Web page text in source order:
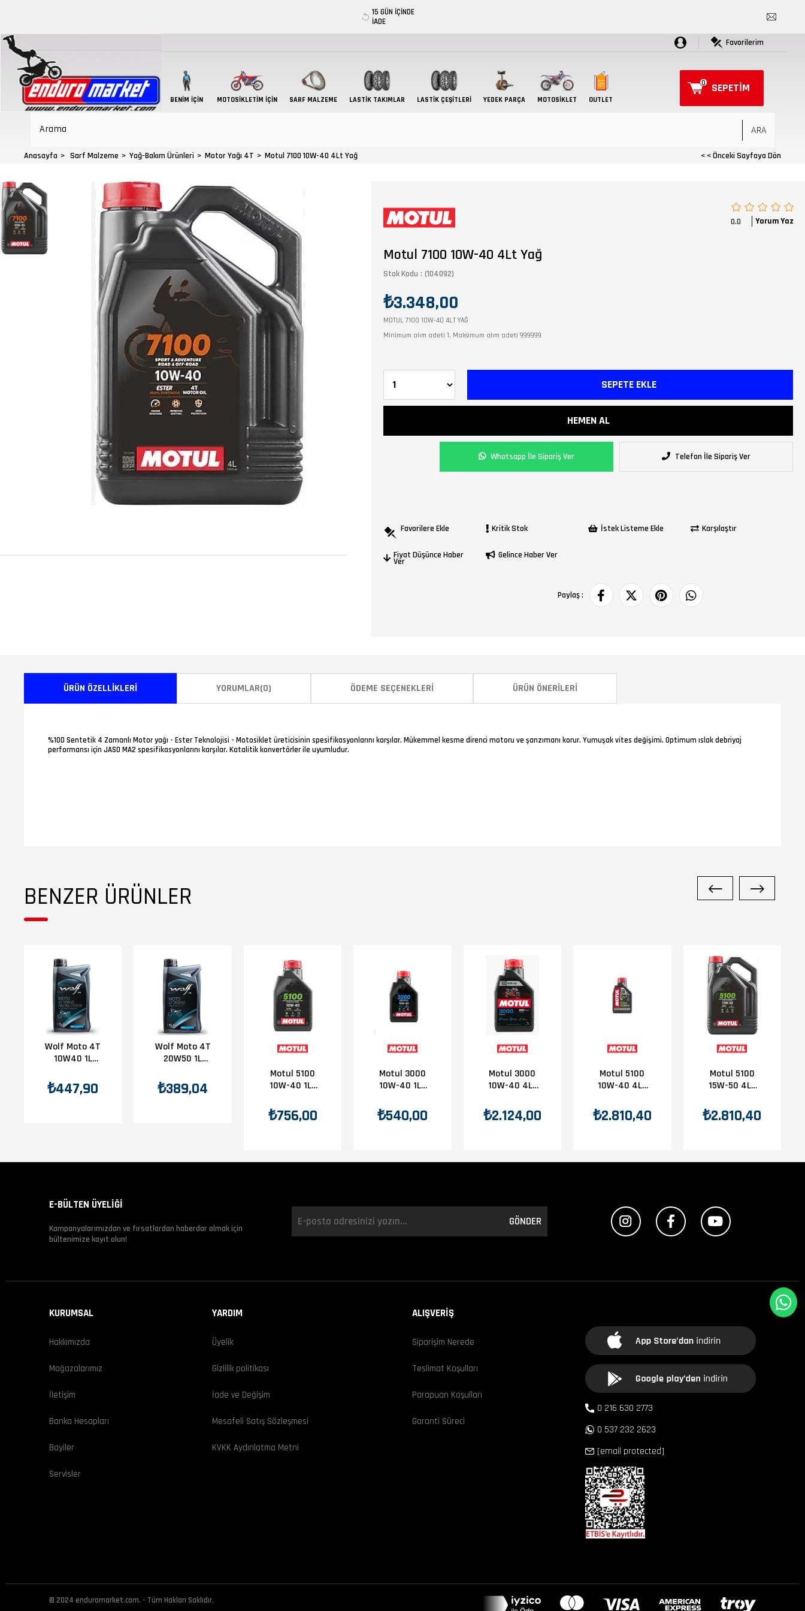
15 GÜN İÇİNDE
İADE
Favorilerim
BENIM İÇIN MOTOSIKLETIM İÇIN SARF MALZEME LASTIK TAKIMLAR LASTİK ÇEŞİTLERİ YEDEK PARÇA MOTOSIKLET OUTLET
SEPETIM
0
Anasayfa Sarf Malzeme Yağ-Bakım Ürünleri Motor Yağı 4T Motul 7100 10W-40 4Lt Yağ < < Önceki Sayfaya Dön
Motul 7100 10W-40 4Lt Yağ
Stok Kodu (104092)
₺3.348,00
MOTUL 7100 10W-40 4LT YAĞ
Minimum alım adeti 1, Maksimum alım adeti 999999
Whatsapp İle Sipariş Ver Telefon İle Sipariş Ver
Favorilere Ekle Kritik Stok İstek Listeme Ekle Karşılaştır
Fiyat Düşünce Haber
Ver
Gelince Haber Ver
Paylaş :
0.0 Yorum Yaz
ÜRÜN ÖZELLIKLERI YORUMLAR(0) ÖDEME SEÇENEKLERI ÜRÜN ÖNERILERI
%100 Sentetik 4 Zamanlı Motor yağı - Ester Teknolojisi - Motosiklet üreticisinin spesifikasyonlarını karşılar. Mükemmel kesme direnci motoru ve şanzımanı korur. Yumuşak vites değişimi. Optimum ıslak debriyaj
performansı için JASO MA2 spesifikasyonlarını karşılar. Katalitik konvertörler ile uyumludur.
BENZER ÜRÜNLER
Wolf Moto 4T
10W40 1L
₺447,90
Wolf Moto 4T
20W50 1L
₺389,04
Motul 5100
10W-40 1Lt
₺756,00
Motul 3000
10W-40 1Lt
₺540,00
Motul 3000
10W-40 4Lt
₺2.124,00
Motul 5100
10W-40 4Lt
₺2.810,40
Motul 5100
15W-50 4Lt
₺2.810,40
E-BÜLTEN ÜYELİĞİ
Kampanyalarımızdan ve fırsatlardan haberdar olmak için
bültenimize kayıt olun!
GÖNDER
KURUMSAL
Hakkımızda
Mağazalarımız
İletişim
Banka Hesapları
Bayiler
Servisler
YARDIM
Üyelik
Gizlilik politikası
İade ve Değişim
Mesafeli Satış Sözleşmesi
KVKK Aydınlatma Metni
ALIŞVERİŞ
Siparişim Nerede
Teslimat Koşulları
Parapuan Koşulları
Garanti Süreci
0 216 630 2773
0 537 232 2623
[email protected]
© 2024 enduromarket.com. - Tüm Hakları Saklıdır.